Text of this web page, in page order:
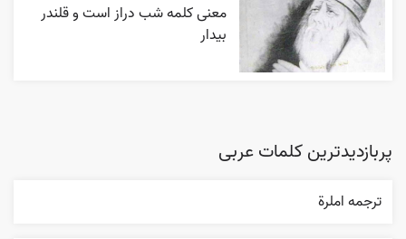
معنی کلمه شب دراز است و قلندر
بیدار
پربازدیدترین کلمات عربی
ترجمه املرة